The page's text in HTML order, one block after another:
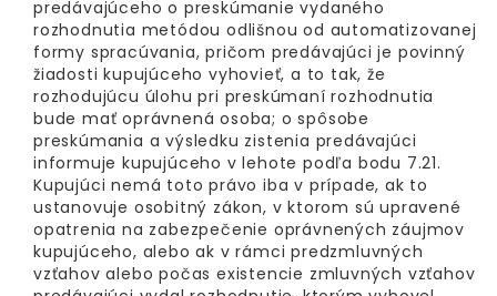
predávajúceho o preskúmanie vydaného
rozhodnutia metódou odlišnou od automatizovanej
formy spracúvania, pričom predávajúci je povinný
žiadosti kupujúceho vyhovieť, a to tak, že
rozhodujúcu úlohu pri preskúmaní rozhodnutia
bude mať oprávnená osoba; o spôsobe
preskúmania a výsledku zistenia predávajúci
informuje kupujúceho v lehote podľa bodu 7.21.
Kupujúci nemá toto právo iba v prípade, ak to
ustanovuje osobitný zákon, v ktorom sú upravené
opatrenia na zabezpečenie oprávnených záujmov
kupujúceho, alebo ak v rámci predzmluvných
vzťahov alebo počas existencie zmluvných vzťahov